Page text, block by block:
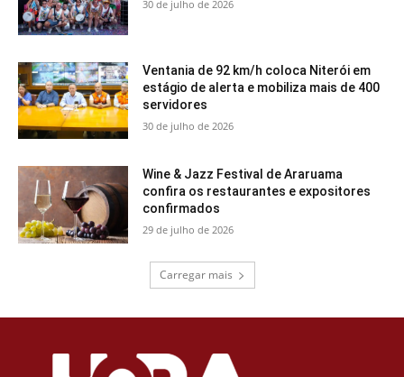
30 de julho de 2026
Ventania de 92 km/h coloca Niterói em
estágio de alerta e mobiliza mais de 400
servidores
30 de julho de 2026
Wine & Jazz Festival de Araruama
confira os restaurantes e expositores
confirmados
29 de julho de 2026
Carregar mais